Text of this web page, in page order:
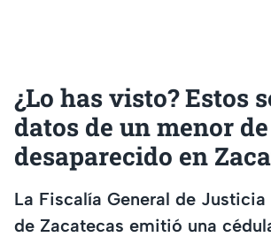
¿Lo has visto? Estos
datos de un menor
desaparecido en
La Fiscalía General de Justicia
de Zacatecas emitió una